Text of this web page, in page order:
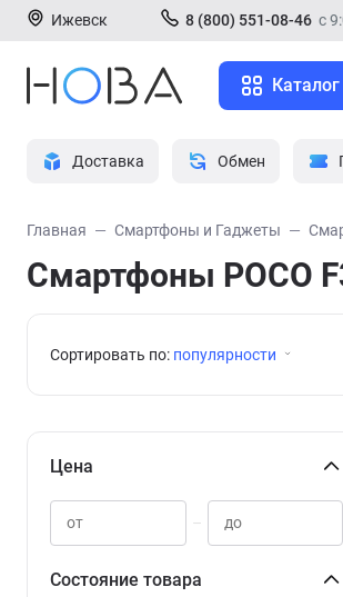
Ижевск 8 (800) 551-08-46 с
Каталог
Доставка Обмен
Главная Смартфоны и Гаджеты
Смартфоны POCO
Сортировать по: популярности
Цена
–
Состояние товара